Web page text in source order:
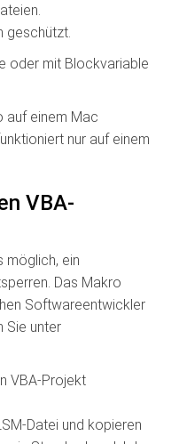
geschützt.
oder mit Blockvariable
auf einem Mac
nur auf einem
VBA-
möglich, ein
Das Makro
Softwareentwickler
Sie unter
VBA-Projekt
Datei und kopieren